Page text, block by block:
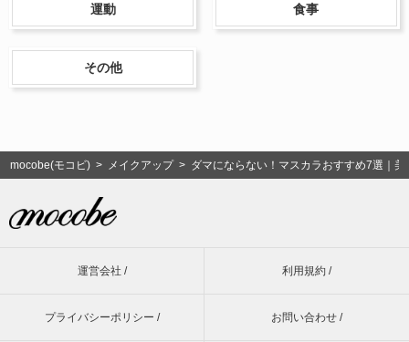
運動 食事
その他
mocobe(モコビ) > メイクアップ> ダマにならない！マスカラおすすめ7選｜美
運営会社 / 利用規約 /
プライバシーポリシー / お問い合わせ /